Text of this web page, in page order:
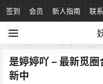
签到 会员 新人指南 联
是婷婷吖 – 最新觅
新中